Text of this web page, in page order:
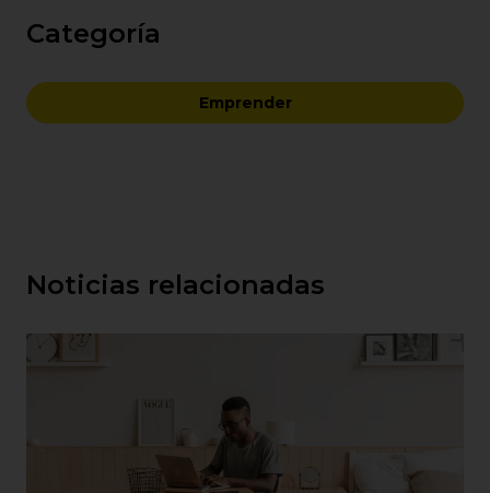
Categoría
Emprender
Noticias relacionadas